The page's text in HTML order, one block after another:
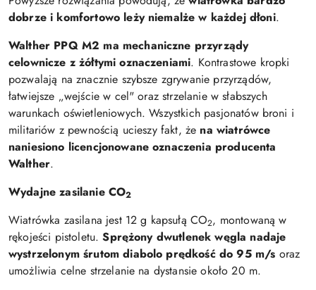
dobrze i komfortowo leży niemalże w każdej dłoni.
Walther PPQ M2 ma mechaniczne przyrządy
celownicze z żółtymi oznaczeniami. Kontrastowe kropki
pozwalają na znacznie szybsze zgrywanie przyrządów,
łatwiejsze „wejście w cel" oraz strzelanie w słabszych
warunkach oświetleniowych. Wszystkich pasjonatów broni i
militariów z pewnością ucieszy fakt, że na wiatrówce
naniesiono licencjonowane oznaczenia producenta
Walther.
Wydajne zasilanie CO2
Wiatrówka zasilana jest 12 g kapsułą CO2, montowaną w
rękojeści pistoletu.Sprężony dwutlenek węgla nadaje
wystrzelonym śrutom diabolo prędkość do 95 m/s oraz
umożliwia celne strzelanie na dystansie około 20 m.